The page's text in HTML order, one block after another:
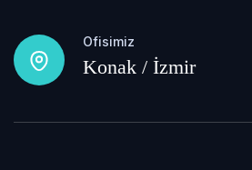
Ofisimiz
Konak / İzmir